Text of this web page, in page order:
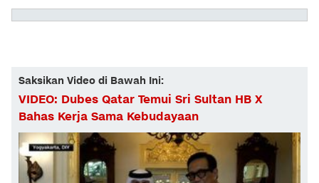
Saksikan Video di Bawah Ini:
VIDEO: Dubes Qatar Temui Sri Sultan HB X
Bahas Kerja Sama Kebudayaan